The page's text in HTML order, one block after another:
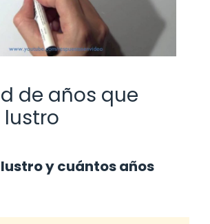
de años que
lustro y cuántos años